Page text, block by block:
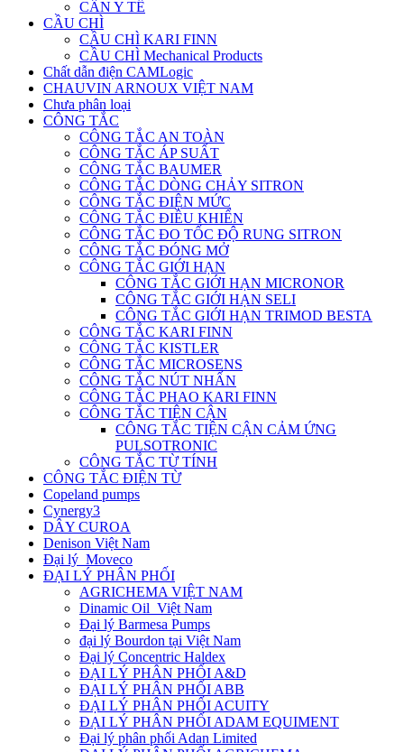
CÂN Y TẾ
CẦU CHÌ
CẦU CHÌ KARI FINN
CẦU CHÌ Mechanical Products
Chất dẫn điện CAMLogic
CHAUVIN ARNOUX VIỆT NAM
Chưa phân loại
CÔNG TẮC
CÔNG TẮC AN TOÀN
CÔNG TẮC ÁP SUẤT
CÔNG TẮC BAUMER
CÔNG TẮC DÒNG CHẢY SITRON
CÔNG TẮC ĐIỆN MỨC
CÔNG TẮC ĐIỀU KHIỂN
CÔNG TẮC ĐO TỐC ĐỘ RUNG SITRON
CÔNG TẮC ĐÓNG MỞ
CÔNG TẮC GIỚI HẠN
CÔNG TẮC GIỚI HẠN MICRONOR
CÔNG TẮC GIỚI HẠN SELI
CÔNG TẮC GIỚI HẠN TRIMOD BESTA
CÔNG TẮC KARI FINN
CÔNG TẮC KISTLER
CÔNG TẮC MICROSENS
CÔNG TẮC NÚT NHẤN
CÔNG TẮC PHAO KARI FINN
CÔNG TẮC TIỆN CẬN
CÔNG TẮC TIỆN CẬN CẢM ỨNG
PULSOTRONIC
CÔNG TẮC TỪ TÍNH
CÔNG TẮC ĐIỆN TỪ
Copeland pumps
Cynergy3
DÂY CUROA
Denison Việt Nam
Đại lý Moveco
ĐẠI LÝ PHÂN PHỐI
AGRICHEMA VIỆT NAM
Dinamic Oil Việt Nam
Đại lý Barmesa Pumps
đại lý Bourdon tại Việt Nam
Đại lý Concentric Haldex
ĐẠI LÝ PHÂN PHỐI A&D
ĐẠI LÝ PHÂN PHỐI ABB
ĐẠI LÝ PHÂN PHỐI ACUITY
ĐẠI LÝ PHÂN PHỐI ADAM EQUIMENT
Đại lý phân phối Adan Limited